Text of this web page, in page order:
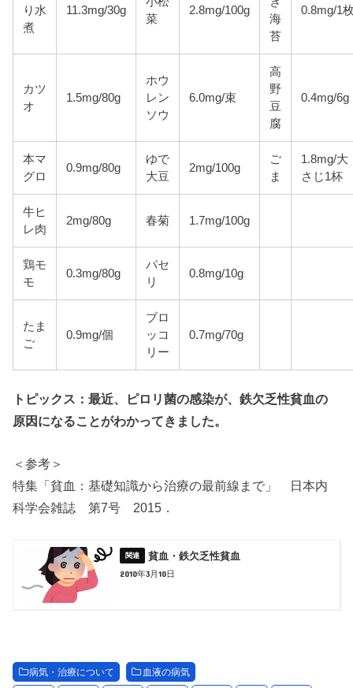
り水
煮
11.3mg/30g
菜
2.8mg/100g
海
苔
0.8mg/1
カツ
オ
1.5mg/80g
ホウ
レン
ソウ
6.0mg/束
高
野
豆
腐
0.4mg/6g
本マ
グロ
0.9mg/80g
ゆで
大豆
2mg/100g
ご
ま
1.8mg/大
さじ1杯
牛ヒ
レ肉
2mg/80g 春菊 1.7mg/100g
鶏モ
モ
0.3mg/80g
パセ
リ
0.8mg/10g
たま
ご
0.9mg/個
ブロ
ッコ
リー
0.7mg/70g
トピックス：最近、ピロリ菌の感染が、鉄欠乏性貧血の
原因になることがわかってきました。
＜参考＞
特集「貧血：基礎知識から治療の最前線まで」 日本内
科学会雑誌 第7号 2015．
貧血・鉄欠乏性貧血
2010年3月10日
病気・治療について 血液の病気